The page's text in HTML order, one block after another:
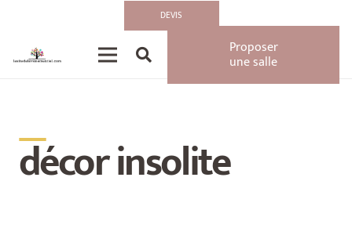
DEVIS
Proposer
une salle
__
décor insolite